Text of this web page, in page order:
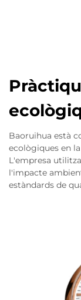
Baoruihua està
ecològiques en
L'empresa
l'impacte
estàndards de